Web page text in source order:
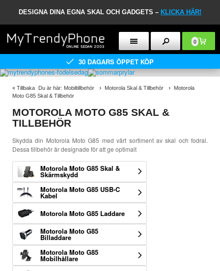
DESIGNA DINA EGNA SKAL OCH GADGETS – KLICKA HÄR!
0
30 DAGARS ÖPPET KÖP
« Tillbaka Du är här: Mobiltillbehör Motorola Skal & Tillbehör
Motorola
Moto G85 Skal & Tillbehör
MOTOROLA MOTO G85 SKAL &
TILLBEHÖR
Skydda din Motorola Moto G85 med vårt sortiment av skal och fodral.
Dessa tillbehör är designade för att ge optimalt
Motorola Moto G85 Skal &
Skärmskydd
Motorola Moto G85 USB-C
Kabel
Motorola Moto G85 Laddare
Motorola Moto G85
Billaddare
Motorola Moto G85
Mobilhållare